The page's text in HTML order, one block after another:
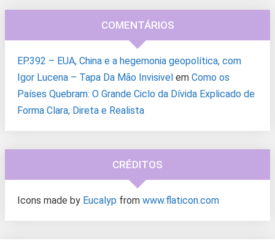
COMENTÁRIOS
EP.392 – EUA, China e a hegemonia geopolítica, com
Igor Lucena – Tapa Da Mão Invisivel em Como os
Países Quebram: O Grande Ciclo da Dívida Explicado de
Forma Clara, Direta e Realista
CRÉDITOS
Icons made by Eucalyp from www.flaticon.com